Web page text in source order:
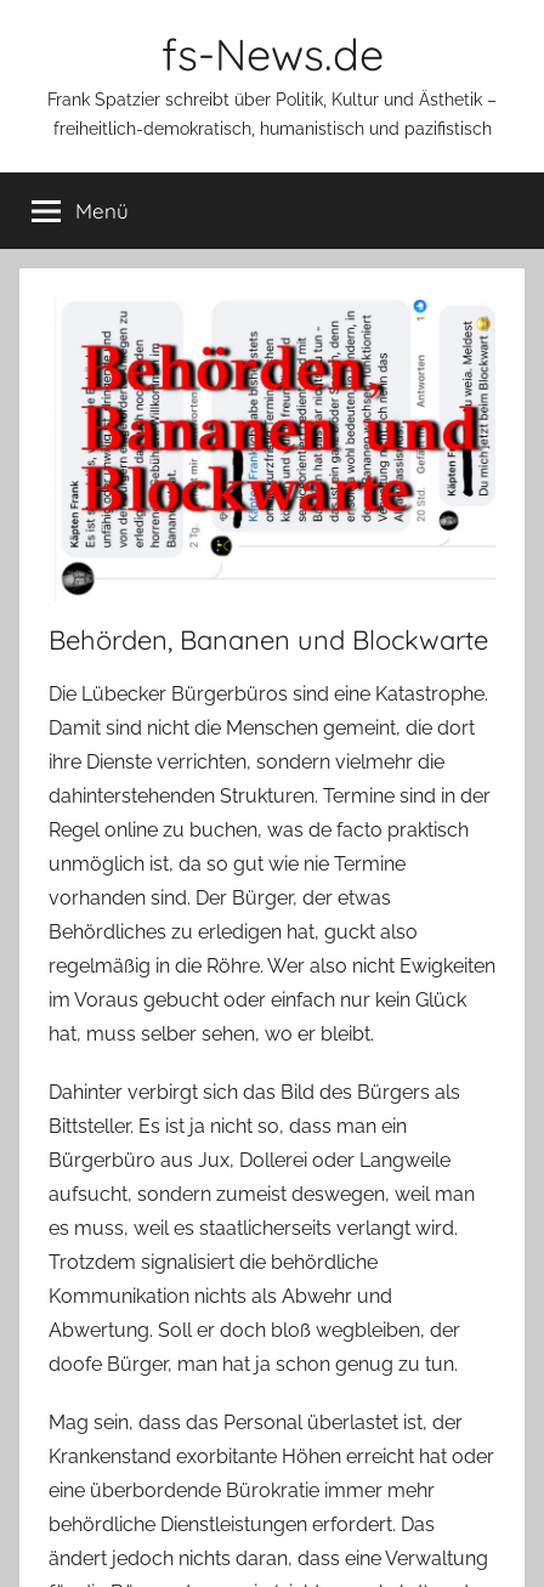
fs-News.de
Frank Spatzier schreibt über Politik, Kultur und Ästhetik –
freiheitlich-demokratisch, humanistisch und pazifistisch
Menü
Behörden, Bananen und Blockwarte
Die Lübecker Bürgerbüros sind eine Katastrophe.
Damit sind nicht die Menschen gemeint, die dort
ihre Dienste verrichten, sondern vielmehr die
dahinterstehenden Strukturen. Termine sind in der
Regel online zu buchen, was de facto praktisch
unmöglich ist, da so gut wie nie Termine
vorhanden sind. Der Bürger, der etwas
Behördliches zu erledigen hat, guckt also
regelmäßig in die Röhre. Wer also nicht Ewigkeiten
im Voraus gebucht oder einfach nur kein Glück
hat, muss selber sehen, wo er bleibt.
Dahinter verbirgt sich das Bild des Bürgers als
Bittsteller. Es ist ja nicht so, dass man ein
Bürgerbüro aus Jux, Dollerei oder Langweile
aufsucht, sondern zumeist deswegen, weil man
es muss, weil es staatlicherseits verlangt wird.
Trotzdem signalisiert die behördliche
Kommunikation nichts als Abwehr und
Abwertung. Soll er doch bloß wegbleiben, der
doofe Bürger, man hat ja schon genug zu tun.
Mag sein, dass das Personal überlastet ist, der
Krankenstand exorbitante Höhen erreicht hat oder
eine überbordende Bürokratie immer mehr
behördliche Dienstleistungen erfordert. Das
ändert jedoch nichts daran, dass eine Verwaltung